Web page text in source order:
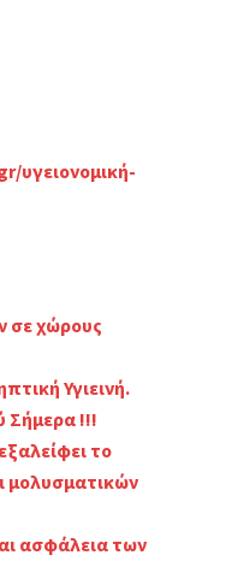
υγειονομική-
σε χώρους
Υγιεινή.
Σήμερα !!!
το
μολυσματικών
ασφάλεια των